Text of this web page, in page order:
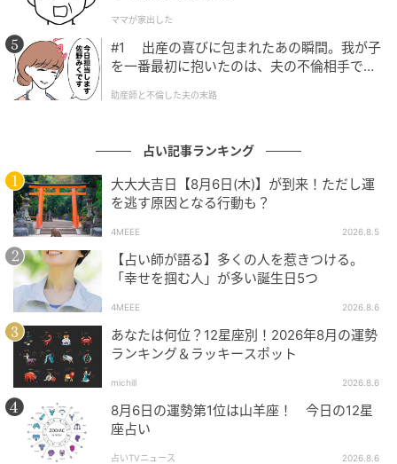
の記事をもっとみる
ママが家出した
#1 出産の喜びに包まれたあの瞬間。我が子
を一番最初に抱いたのは、夫の不倫相手でし
助産師と不倫した夫の末路
占い記事ランキング
大大大吉日【8月6日(木)】が到来！ただし運
を逃す原因となる行動も？
4MEEE 2026.8.5
【占い師が語る】多くの人を惹きつける。
「幸せを掴む人」が多い誕生日5つ
4MEEE 2026.8.6
あなたは何位？12星座別！2026年8月の運勢
ランキング＆ラッキースポット
michill 2026.8.6
8月6日の運勢第1位は山羊座！ 今日の12星
座占い
占いTVニュース 2026.8.6